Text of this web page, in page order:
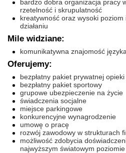
bardzo dobra organizacja pracy
rzetelność i skrupulatność
kreatywność oraz wysoki
działaniu
Mile widziane:
komunikatywna znajomość
Oferujemy:
bezpłatny pakiet prywatnej
bezpłatny pakiet sportowy
grupowe ubezpieczenie na życie
świadczenia socjalne
miejsce parkingowe
konkurencyjne wynagrodzenie
umowę o pracę
rozwój zawodowy w strukturach
możliwość zdobycia
najwyższym światowym poziomie